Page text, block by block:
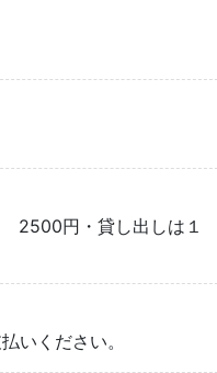
2500円・貸し出しは１
ください。